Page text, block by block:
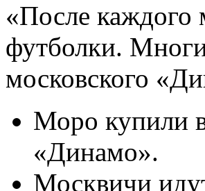
«После каждого
футболки.
московского
Моро купили в
«Динамо».
Москвичи